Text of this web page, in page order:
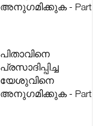
അനുഗമിക്കുക - Part
പിതാവിനെ
പ്രസാദിപ്പിച്ച
യേശുവിനെ
അനുഗമിക്കുക - Part